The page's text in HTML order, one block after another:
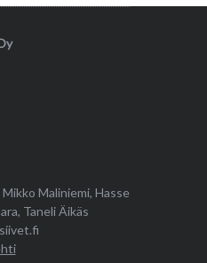
Maliniemi, Hasse
Taneli Äikäs